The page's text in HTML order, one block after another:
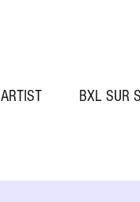
ARTIST BXL SUR